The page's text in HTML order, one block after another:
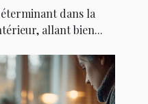
dans la
allant bien...